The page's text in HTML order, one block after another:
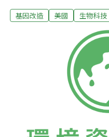
影響。美國聯邦農業部負責
瞭解基因改造食品的好處，
基因改造 美國 生物科技